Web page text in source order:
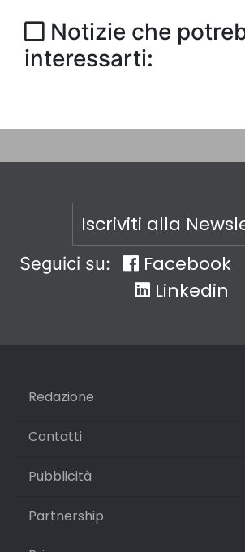
Notizie che
interessarti:
Iscriviti alla
Seguici su: Facebook
Linkedin
Redazione
Contatti
Pubblicità
Partnership